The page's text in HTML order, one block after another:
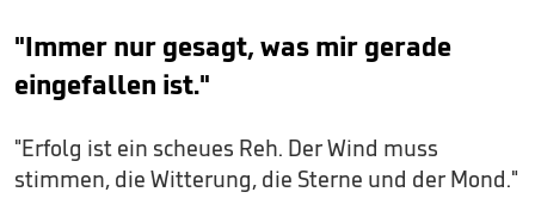
"Immer nur gesagt, was mir gerade
eingefallen ist."
"Erfolg ist ein scheues Reh. Der Wind muss
stimmen, die Witterung, die Sterne und der Mond."